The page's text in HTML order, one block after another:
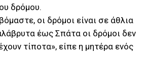
δρόμου.
οι δρόμοι είναι σε άθλια
έως Σπάτα οι δρόμοι δεν
τίποτα», είπε η μητέρα ενός